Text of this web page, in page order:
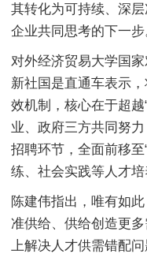
其转化为可持续、深
企业共同思考的下一步
对外经济贸易大学国
新社国是直通车表示
效机制，核心在于超越
业、政府三方共同努
招聘环节，全面前移至
练、社会实践等人才培
陈建伟指出，唯有如
准供给、供给创造更
上解决人才供需错配